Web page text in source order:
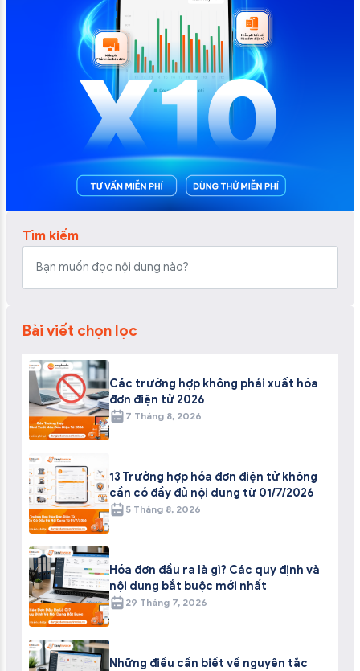
Tìm kiếm
Bài viết chọn lọc
Các trường hợp không phải xuất hóa
đơn điện tử 2026
7 Tháng 8, 2026
13 Trường hợp hóa đơn điện tử không
cần có đầy đủ nội dung từ 01/7/2026
5 Tháng 8, 2026
Hóa đơn đầu ra là gì? Các quy định và
nội dung bắt buộc mới nhất
29 Tháng 7, 2026
Những điều cần biết về nguyên tắc